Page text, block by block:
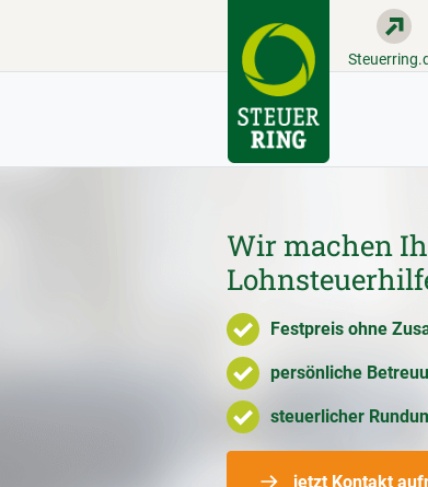
Wir machen
Festpreis ohne
persönliche
steuerlicher
jetzt Kontakt